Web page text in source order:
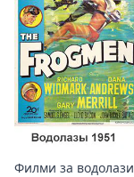
Филми за водолази